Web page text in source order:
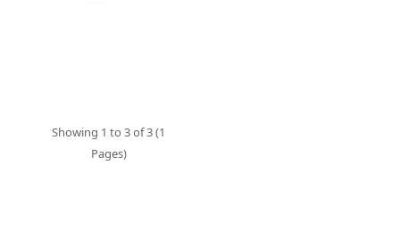
Showing 1 to 3 of 3 (1
Pages)